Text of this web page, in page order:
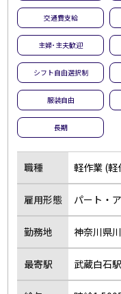
交通費支給
主婦･主夫歓迎
シフト自由選択制
服装自由
長期
職種 軽作業 (軽
雇用形態 パート・
勤務地 神奈川県
最寄駅 武蔵白石